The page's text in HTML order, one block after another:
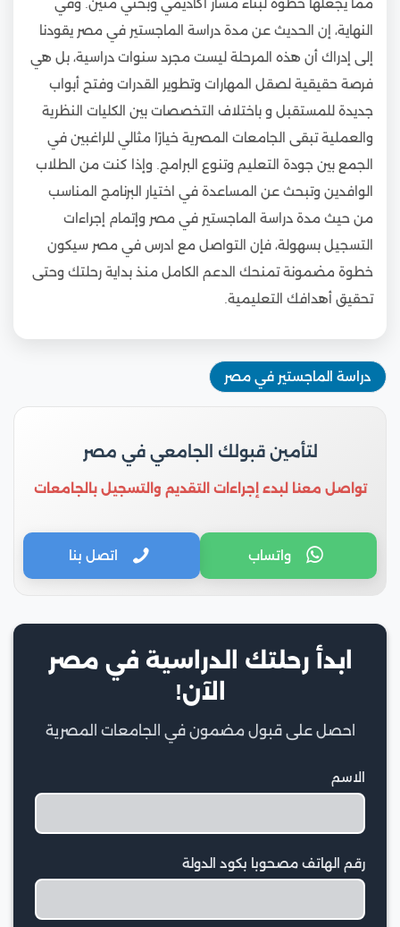
مما يجعلها خطوة لبناء مسار أكاديمي وبحثي متين. وفي
النهاية، إن الحديث عن مدة دراسة الماجستير في مصر يقودنا
إلى إدراك أن هذه المرحلة ليست مجرد سنوات دراسية، بل هي
فرصة حقيقية لصقل المهارات وتطوير القدرات وفتح أبواب
جديدة للمستقبل و باختلاف التخصصات بين الكليات النظرية
والعملية تبقى الجامعات المصرية خيارًا مثالي للراغبين في
الجمع بين جودة التعليم وتنوع البرامج. وإذا كنت من الطلاب
الوافدين وتبحث عن المساعدة في اختيار البرنامج المناسب
من حيث مدة دراسة الماجستير في مصر وإتمام إجراءات
التسجيل بسهولة، فإن التواصل مع ادرس في مصر سيكون
خطوة مضمونة تمنحك الدعم الكامل منذ بداية رحلتك وحتى
تحقيق أهدافك التعليمية.
دراسة الماجستير في مصر
لتأمين قبولك الجامعي في مصر
تواصل معنا لبدء إجراءات التقديم والتسجيل بالجامعات
واتساب اتصل بنا
ابدأ رحلتك الدراسية في مصر
الآن!
احصل على قبول مضمون في الجامعات المصرية
الاسم
رقم الهاتف مصحوبا بكود الدولة